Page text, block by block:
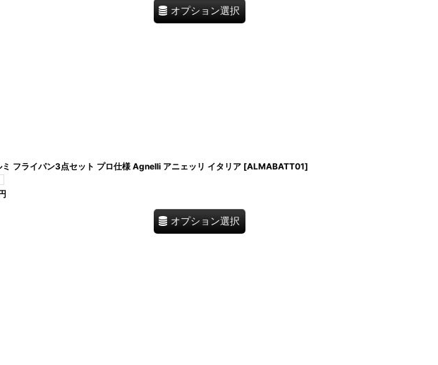
オプション選択
ミ フライパン3点セット プロ仕様 Agnelli アニェッリ イタリア [ALMABATT01]
オプション選択